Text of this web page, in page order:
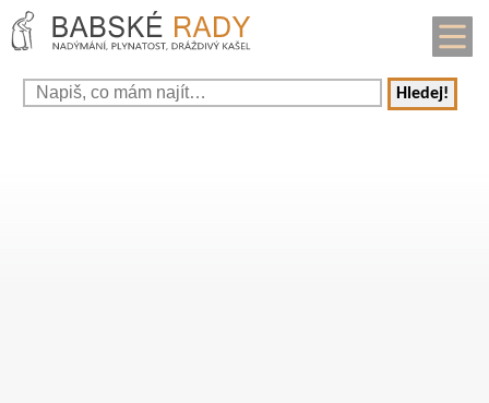
Hledej!